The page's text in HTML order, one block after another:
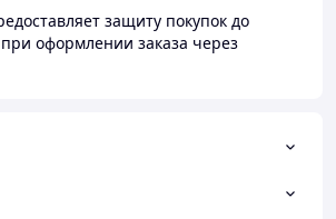
защиту покупок до
при оформлении заказа через